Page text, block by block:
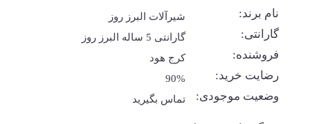
نام برند: شیرآلات البرز روز
گارانتی: گارانتی 5 ساله البرز روز
فروشنده: کرج هود
رضایت خرید: 90%
وضعیت موجودی: تماس بگیرید